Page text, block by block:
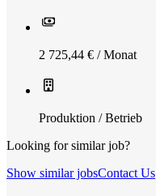
2 725,44 € / Monat
Produktion / Betrieb
Looking for similar job?
Show similar jobsContact Us